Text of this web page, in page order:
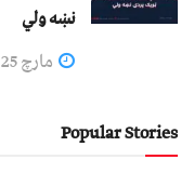
نښه ولي
مارچ 25, 2024
Popular Stories